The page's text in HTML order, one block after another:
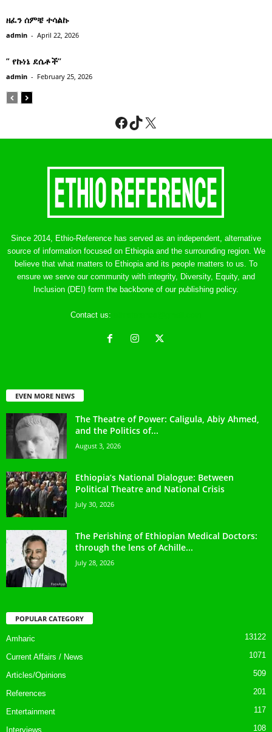
ዘፈን ሰምቼ ተሳልኩ
admin - April 22, 2026
” የኩነኔ ደሴቶች’’
admin - February 25, 2026
Facebook
TikTok
X
Since 2014, Ethio-Reference has served as an independent, alternative
source of information focused on Ethiopia and the surrounding region. We
believe that what matters to Ethiopia and its people matters to us. To
ensure we serve our community with integrity, Diversity, Equity, and
Inclusion (DEI) form the backbone of our publishing policy.
Contact us:
EVEN MORE NEWS
The Theatre of Power: Caligula, Abiy Ahmed,
and the Politics of...
August 3, 2026
Ethiopia’s National Dialogue: Between
Political Theatre and National Crisis
July 30, 2026
The Perishing of Ethiopian Medical Doctors:
through the lens of Achille...
July 28, 2026
POPULAR CATEGORY
Amharic 13122
Current Affairs / News 1071
Articles/Opinions 509
References 201
Entertainment 117
Interviews 108